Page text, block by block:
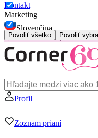
Marketing
Povoliť všetko Povoliť
Kontakt
Slovenčina
😽Svakom Klitty: O 15 €
Profil
Zoznam prianí